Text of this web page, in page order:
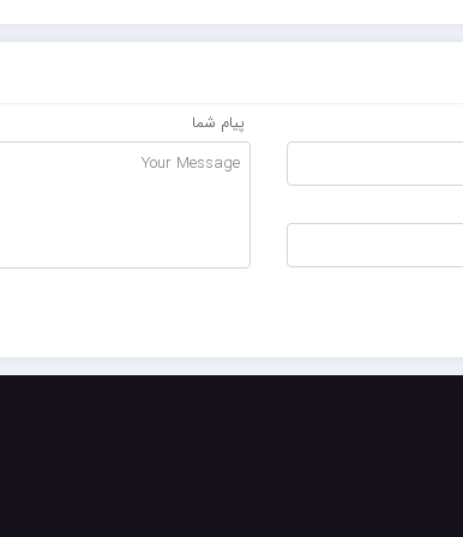
پیام شما